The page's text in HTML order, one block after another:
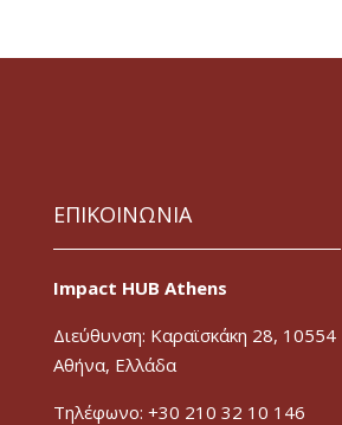
ΕΠΙΚΟΙΝΩΝΙΑ
Impact HUB Athens
Διεύθυνση: Καραϊσκάκη 28, 10554
Αθήνα, Ελλάδα
Τηλέφωνο: +30 210 32 10 146